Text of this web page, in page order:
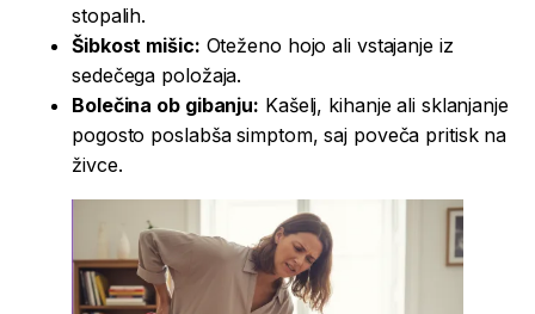
stopalih.
Šibkost mišic: Oteženo hojo ali vstajanje iz
sedečega položaja.
Bolečina ob gibanju: Kašelj, kihanje ali sklanjanje
pogosto poslabša simptom, saj poveča pritisk na
živce.